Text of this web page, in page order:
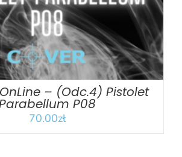
– (Odc.4) Pistolet
P08
70.00zł